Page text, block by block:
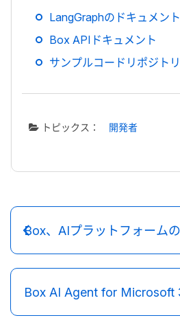
LangGraphのドキュメント
Box API ドキュメント
サンプルコードリポジトリ
トピックス： 開発者